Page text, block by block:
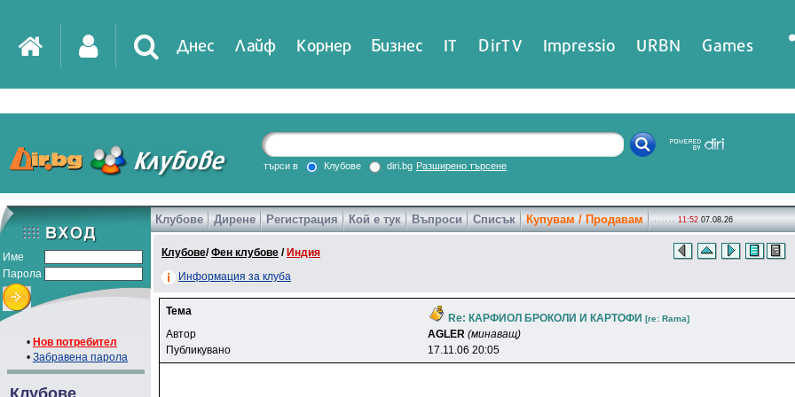
Днес Лайф Корнер Бизнес IT DirTV Impressio URBN Games
търси в Клубове diri.bg Разширено търсене
Име
Парола
• Нов потребител
• Забравена парола
Клубове
Клубове Дирене Регистрация Кой е тук Въпроси Списък Купувам / Продавам 11:52 07.08.26
Клубове/Фен клубове / Индия
Информация за клуба
Тема
Re: КАРФИОЛ БРОКОЛИ И КАРТОФИ [re: Rama]
Автор AGLER (минаващ)
Публикувано
17.11.06 20:05